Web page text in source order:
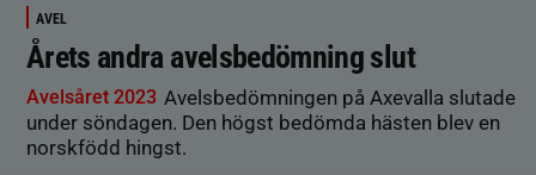
AVEL
Årets andra avelsbedömning slut
Avelsåret 2023 Avelsbedömningen på Axevalla slutade
under söndagen. Den högst bedömda hästen blev en
norskfödd hingst.